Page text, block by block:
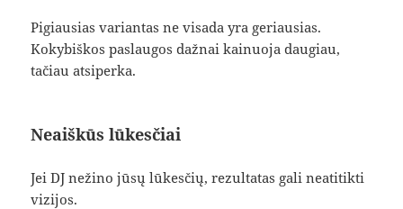
Pigiausias variantas ne visada yra geriausias.
Kokybiškos paslaugos dažnai kainuoja daugiau,
tačiau atsiperka.
Neaiškūs lūkesčiai
Jei DJ nežino jūsų lūkesčių, rezultatas gali neatitikti
vizijos.